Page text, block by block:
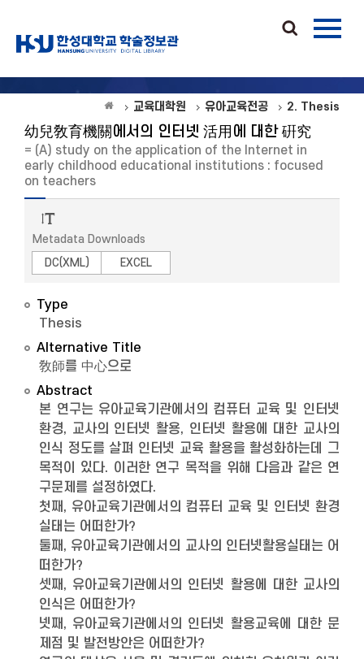
교육대학원 유아교육전공 2. Thesis
幼兒敎育機關에서의 인터넷 活用에 대한 硏究
= (A) study on the application of the Internet in
early childhood educational institutions : focused
on teachers
Metadata Downloads
DC(XML)
EXCEL
Type
Thesis
Alternative Title
敎師를 中心으로
Abstract
본 연구는 유아교육기관에서의 컴퓨터 교육 및 인터넷
환경, 교사의 인터넷 활용, 인터넷 활용에 대한 교사의
인식 정도를 살펴 인터넷 교육 활용을 활성화하는데 그
목적이 있다. 이러한 연구 목적을 위해 다음과 같은 연
구문제를 설정하였다.
첫째, 유아교육기관에서의 컴퓨터 교육 및 인터넷 환경
실태는 어떠한가?
둘째, 유아교육기관에서의 교사의 인터넷활용실태는 어
떠한가?
셋째, 유아교육기관에서의 인터넷 활용에 대한 교사의
인식은 어떠한가?
넷째, 유아교육기관에서의 인터넷 활용교육에 대한 문
제점 및 발전방안은 어떠한가?